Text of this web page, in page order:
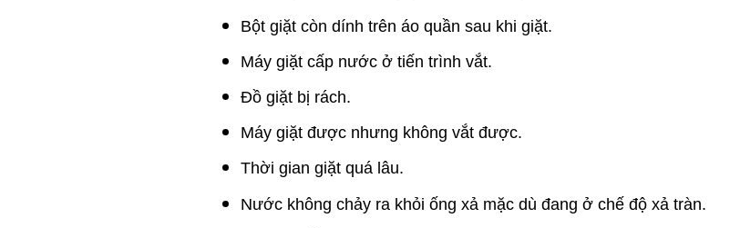
Bột giặt còn dính trên áo quần sau khi giặt.
Máy giặt cấp nước ở tiến trình vắt.
Đồ giặt bị rách.
Máy giặt được nhưng không vắt được.
Thời gian giặt quá lâu.
Nước không chảy ra khỏi ống xả mặc dù đang ở chế độ xả tràn.